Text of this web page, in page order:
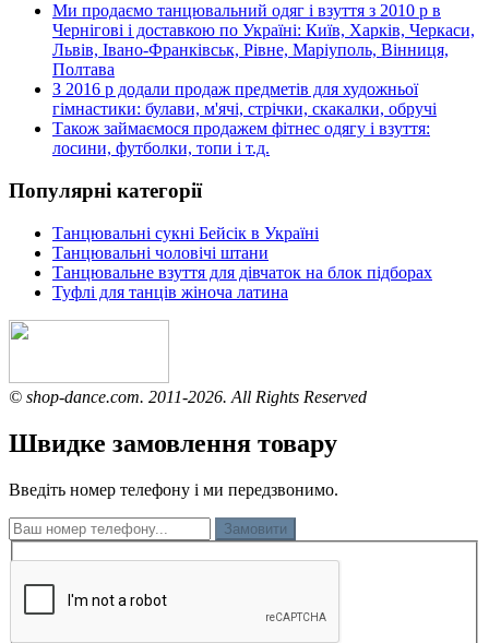
Ми продаємо танцювальний одяг і взуття з 2010 р в
Чернігові і доставкою по Україні: Київ, Харків, Черкаси,
Львів, Івано-Франківськ, Рівне, Маріуполь, Вінниця,
Полтава
З 2016 р додали продаж предметів для художньої
гімнастики: булави, м'ячі, стрічки, скакалки, обручі
Також займаємося продажем фітнес одягу і взуття:
лосини, футболки, топи і т.д.
Популярні категорії
Танцювальні сукні Бейсік в Україні
Танцювальні чоловічі штани
Танцювальне взуття для дівчаток на блок підборах
Туфлі для танців жіноча латина
© shop-dance.com. 2011-2026. All Rights Reserved
Швидке замовлення товару
Введіть номер телефону і ми передзвонимо.
Замовити